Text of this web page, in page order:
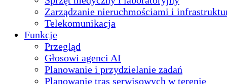
Zarządzanie nieruchmościami i
Telekomunikacja
Funkcje
Przegląd
Głosowi agenci AI
Planowanie i przydzielanie zadań
Planowanie tras serwisowych w terenie